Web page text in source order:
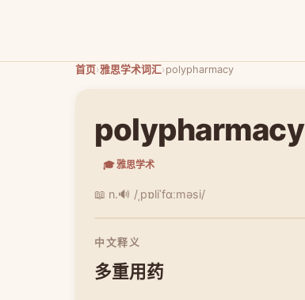
首页›雅思学术词汇›polypharmacy
polypharmacy
🎓 雅思学术
📖 n.🔊 /ˌpɒliˈfɑːməsi/
中文释义
多重用药